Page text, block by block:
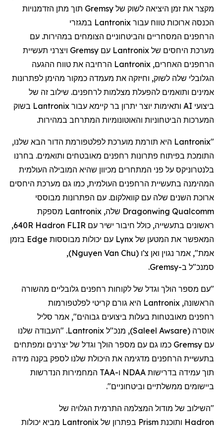
מקצר את זמן היציאה לשוק של Gremsy תוך מתן הזדמנויות
הכנסה ארוכות טווח עבור Lantronix במגזרי
הרחפנים המסחריים והביטחוניים הצומחים במהירות. עם
מערכת היחסים של Lantronix עם Gremsy ויצרני תעשיית
הרחפנים האחרים, Lantronix הרחיבה את טווח ההגעה
הגלובלי שלה לשוק, וחיזקה את מעמדה כמקור מהימן לפתרונות
אמינים ותואמים להפעלת מצלמות לרחפנים. שילוב זה של
ביצועי AI ותאימות יוצר יתרון בר קיימא עבור
Lantronix בשוק
המערכות הביטחוניות והאוטונומיות המתרחב במהירות.
"
Lantronix היא תורמת מוערכת לפלטפורמת הדור הבא שלנו,
התומכת בפיתוח פתרונות רחפנים מאובטחים ותואמים. בחרנו
בלנטרוניקס על פני המתחרים מכיוון שהיא המובילה העולמית
המהימנה בתעשיית הרחפנים העולמית, כמו גם מערכת היחסים
ארוכת השנים שלה עם קוואלקום. עם הפתרונות מבוססי
Qualcomm
Dragonwing שלה, Lantronix מספקת
ראשונים בתעשייה, כולל חיבור ישיר עם FLIR
Hadron
640R,
המאפשר את המטען של Lynx עם יכולות מבוססות Edge בזמן
אמת", אמר נגוין ואן צ'ו (
Nguyen Van Chu
)
,
סמנכ"ל ב-Gremsy
.
"עם מספר הולך וגדל של לקוחות רחפנים גלובליים מהשורה
הראשונה, Lantronix היא גורם קריטי לפלטפורמות
רחפנים מאובטחות בעלות ביצועים גבוהים", אמר סליל
אוסרה (
Saleel Awsare
), מנכ"ל Lantronix. "העבודה שלנו
עם Gremsy כמו גם עם מספר הולך וגדל של יצרנים ומפתחים
בתעשיית הרחפנים מדגימה את היכולת שלנו לספק בקנה מידה
תוך עמידה בדרישות NDAA ו-TAA המחמירות הנדרשות
ביישומים ממשלתיים וביטחוניים".
"השילוב של מודול המצלמה התרמית הגלויה של
Hadron ותוכנת Prism בפתרון של Lantronix מביא יכולות